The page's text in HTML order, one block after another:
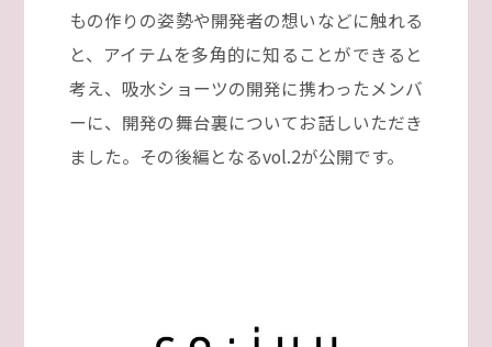
もの作りの姿勢や開発者の想いなどに触れる
と、アイテムを多角的に知ることができると
考え、吸水ショーツの開発に携わったメンバ
ーに、開発の舞台裏についてお話しいただき
ました。その後編となるvol.2が公開です。